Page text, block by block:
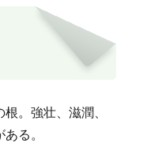
。強壮、滋潤、
る。